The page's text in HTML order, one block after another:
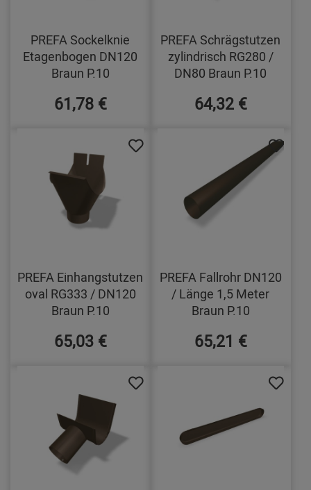
PREFA Sockelknie
Etagenbogen DN120
Braun P.10
61,78 €
PREFA Schrägstutzen
zylindrisch RG280 /
DN80 Braun P.10
64,32 €
PREFA Einhangstutzen
oval RG333 / DN120
Braun P.10
65,03 €
PREFA Fallrohr DN120
/ Länge 1,5 Meter
Braun P.10
65,21 €